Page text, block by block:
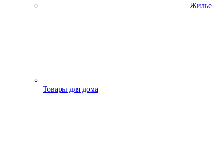
Жилье
Товары для дома